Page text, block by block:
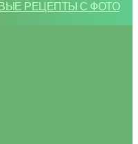
РЕЦЕПТЫ С ФОТО